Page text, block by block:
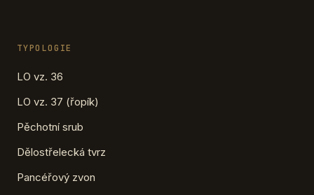
TYPOLOGIE
LO vz. 36
LO vz. 37 (řopík)
Pěchotní srub
Dělostřelecká tvrz
Pancéřový zvon